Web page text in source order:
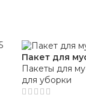
Пакет для
Пакеты для
для уборки